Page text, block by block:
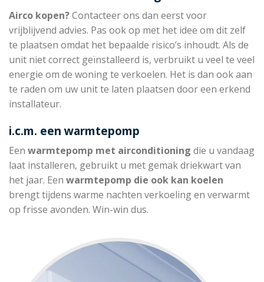
Airco kopen?Contacteer ons dan eerst voor
vrijblijvend advies. Pas ook op met het idee om dit zelf
te plaatsen omdat het bepaalde risico’s inhoudt. Als de
unit niet correct geïnstalleerd is, verbruikt u veel te veel
energie om de woning te verkoelen. Het is dan ook aan
te raden om uw unit te laten plaatsen door een erkend
installateur.
i.c.m. een warmtepomp
Een warmtepomp met airconditioning die u vandaag
laat installeren, gebruikt u met gemak driekwart van
het jaar. Een warmtepomp die ook kan koelen
brengt tijdens warme nachten verkoeling en verwarmt
op frisse avonden. Win-win dus.